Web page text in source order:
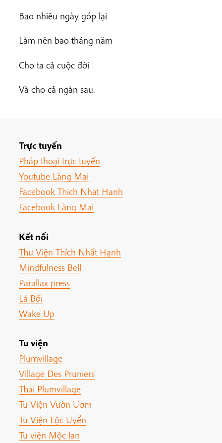
Bao nhiêu ngày góp lại
Làm nên bao tháng năm
Cho ta cả cuộc đời
Và cho cả ngàn sau.
Trực tuyến
Pháp thoại trực tuyến
Youtube Làng Mai
Facebook Thich Nhat Hanh
Facebook Làng Mai
Kết nối
Thư Viện Thích Nhất Hạnh
Mindfulness Bell
Parallax press
Lá Bối
Wake Up
Tu viện
Plumvillage
Village Des Pruniers
Thai Plumvillage
Tu Viện Vườn Ươm
Tu Viện Lộc Uyển
Tu viện Mộc lan